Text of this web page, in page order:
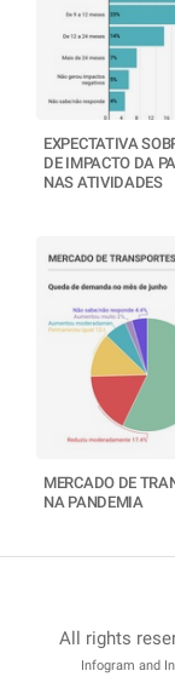
EXPECTATIVA
DE IMPACTO DA
NAS ATIVIDADES
MERCADO DE
NA PANDEMIA
All rights
Infogram and